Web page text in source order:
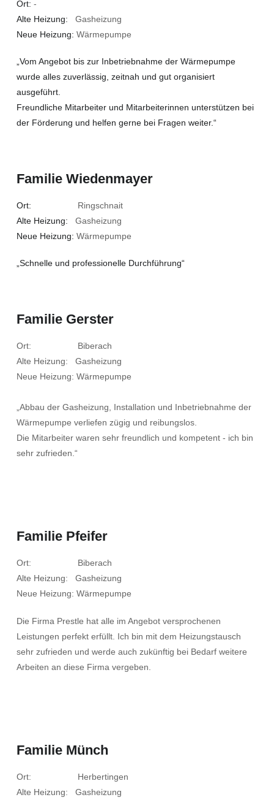
Ort: -
Alte Heizung: Gasheizung
Neue Heizung: Wärmepumpe
„Vom Angebot bis zur Inbetriebnahme der Wärmepumpe
wurde alles zuverlässig, zeitnah und gut organisiert
ausgeführt.
Freundliche Mitarbeiter und Mitarbeiterinnen unterstützen bei
der Förderung und helfen gerne bei Fragen weiter.“
Familie Wiedenmayer
Ort: Ringschnait
Alte Heizung: Gasheizung
Neue Heizung: Wärmepumpe
„Schnelle und professionelle Durchführung“
Familie Gerster
Ort: Biberach
Alte Heizung: Gasheizung
Neue Heizung: Wärmepumpe
„Abbau der Gasheizung, Installation und Inbetriebnahme der
Wärmepumpe verliefen zügig und reibungslos.
Die Mitarbeiter waren sehr freundlich und kompetent - ich bin
sehr zufrieden.“
Familie Pfeifer
Ort: Biberach
Alte Heizung: Gasheizung
Neue Heizung: Wärmepumpe
Die Firma Prestle hat alle im Angebot versprochenen
Leistungen perfekt erfüllt. Ich bin mit dem Heizungstausch
sehr zufrieden und werde auch zukünftig bei Bedarf weitere
Arbeiten an diese Firma vergeben.
Familie Münch
Ort: Herbertingen
Alte Heizung: Gasheizung